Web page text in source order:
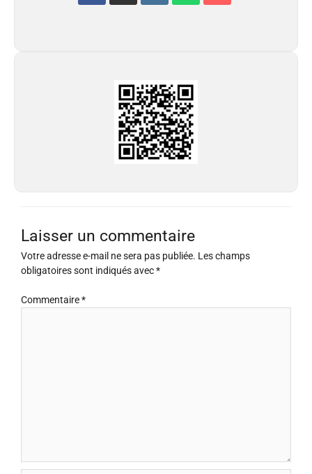
Laisser un commentaire
Votre adresse e-mail ne sera pas publiée. Les champs
obligatoires sont indiqués avec*
Commentaire*